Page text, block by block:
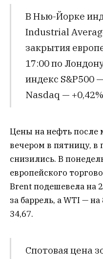
В Нью-Йорке
Industrial
закрытия
17:00 по
индекс S&P500
Nasdaq —
Цены на нефть после
вечером в пятницу, в
снизились. В
европейского
Brent подешевела на
за баррель, а WTI —
34,67.
Спотовая цена